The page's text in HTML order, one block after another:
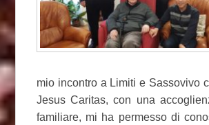
mio incontro a Limiti e Sassovivo
Jesus Caritas, con una
familiare, mi ha permesso di